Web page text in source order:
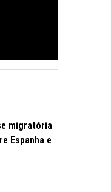
migratória
Espanha e